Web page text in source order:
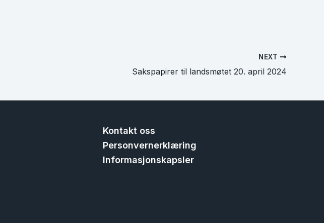
NEXT
Sakspapirer til landsmøtet 20. april 2024
Kontakt oss
Personvernerklæring
Informasjonskapsler